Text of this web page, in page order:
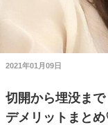
2021年01月09日
切開から埋没ま
デメリットまと